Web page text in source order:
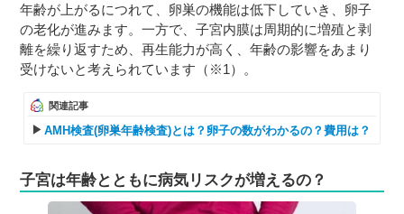
年齢が上がるにつれて、卵巣の機能は低下していき、卵子
の老化が進みます。一方で、子宮内膜は周期的に増殖と剥
離を繰り返すため、再生能力が高く、年齢の影響をあまり
受けないと考えられています（※1）。
関連記事
AMH検査(卵巣年齢検査)とは？卵子の数がわかるの？費用は？
子宮は年齢とともに病気リスクが増えるの？